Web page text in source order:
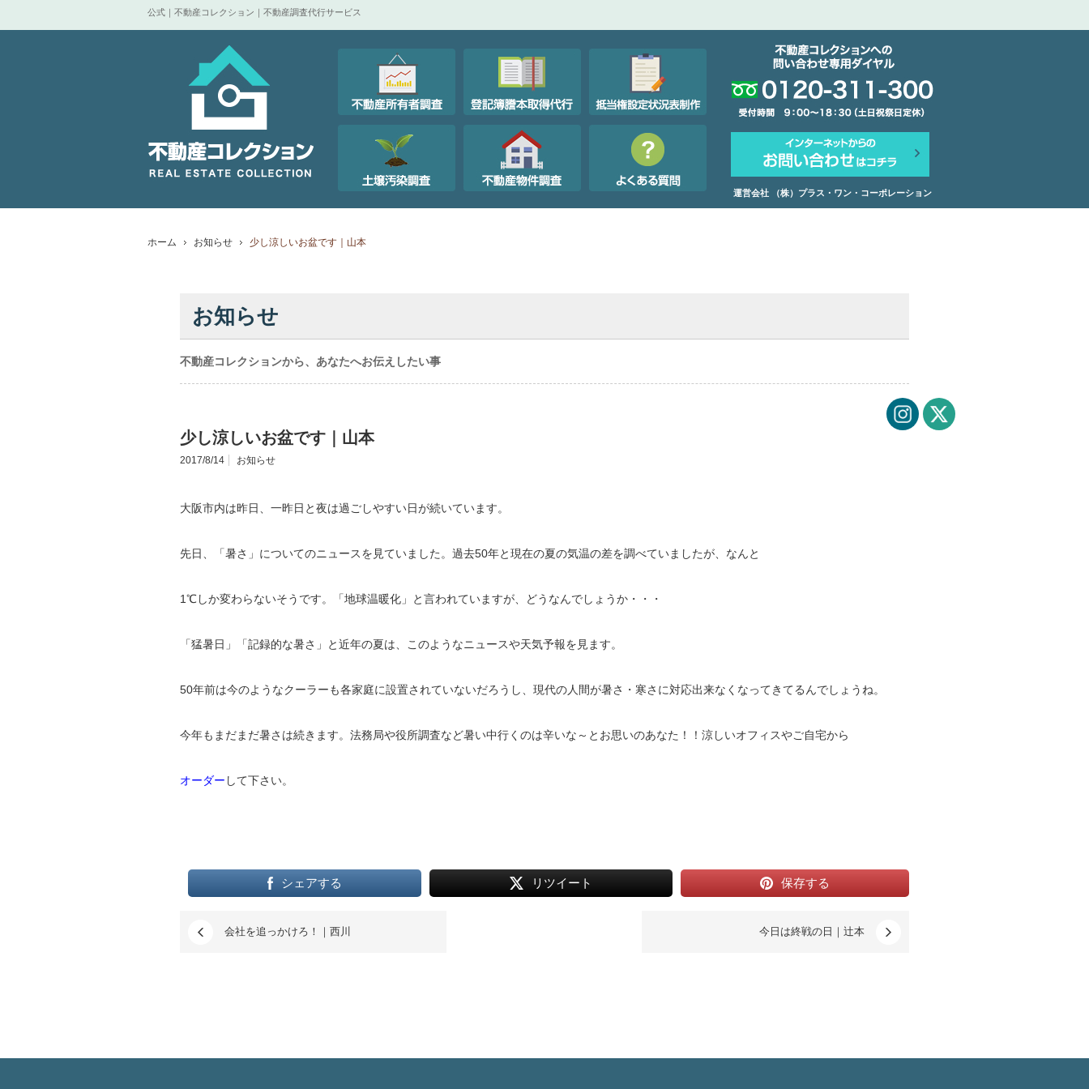
公式｜不動産コレクション｜不動産調査代行サービス
運営会社 （株）プラス・ワン・コーポレーション
ホーム お知らせ 少し涼しいお盆です｜山本
お知らせ
不動産コレクションから、あなたへお伝えしたい事
少し涼しいお盆です｜山本
2017/8/14 お知らせ
大阪市内は昨日、一昨日と夜は過ごしやすい日が続いています。
先日、「暑さ」についてのニュースを見ていました。過去50年と現在の夏の気温の差を調べていましたが、なんと
1℃しか変わらないそうです。「地球温暖化」と言われていますが、どうなんでしょうか・・・
「猛暑日」「記録的な暑さ」と近年の夏は、このようなニュースや天気予報を見ます。
50年前は今のようなクーラーも各家庭に設置されていないだろうし、現代の人間が暑さ・寒さに対応出来なくなってきてるんでしょうね。
今年もまだまだ暑さは続きます。法務局や役所調査など暑い中行くのは辛いな～とお思いのあなた！！涼しいオフィスやご自宅から
オーダー して下さい。
シェアする リツイート 保存する
会社を追っかけろ！｜西川 今日は終戦の日｜辻本